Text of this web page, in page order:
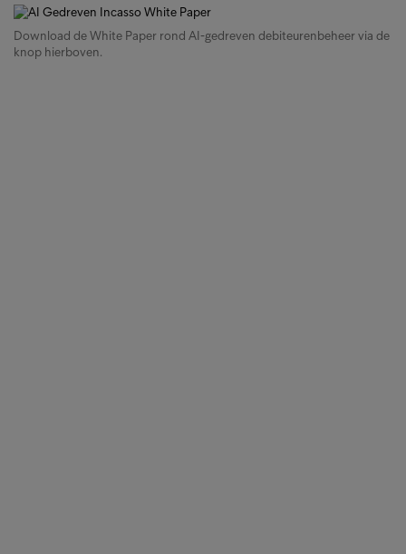
Download de White Paper rond AI-gedreven debiteurenbeheer via de
knop hierboven.